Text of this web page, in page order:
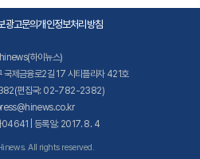
광고문의개인정보처리방침
하이뉴스)
국제금융로2길 17 시티플라자 421호
편집국: 02-782-2382)
04641 | 등록일: 2017. 8. 4
All rights reserved.